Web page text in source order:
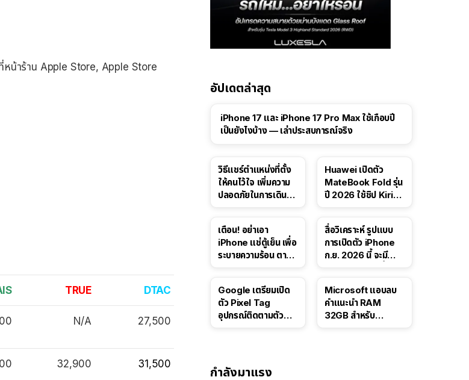
หน้าร้าน Apple Store, Apple Store
TRUE DTAC
N/A 27,500
32,900 31,500
อัปเดตล่าสุด
41:47
iPhone 17 และ iPhone 17 Pro Max ใช้เกือบปี
เป็นยังไงบ้าง — เล่าประสบการณ์จริง
วิธีแชร์ตำแหน่งที่ตั้ง
ให้คนไว้ใจ เพิ่มความ
ปลอดภัยในการเดิน
Huawei เปิดตัว
MateBook Fold รุ่น
ปี 2026 ใช้ชิป Kirin
เตือน! อย่าเอา
iPhone แช่ตู้เย็น เพื่อ
ระบายความร้อน ตาม
สื่อวิเคราะห์ รูปแบบ
การเปิดตัว iPhone
ก.ย. 2026 นี้ จะมี
Google เตรียมเปิด
ตัว Pixel Tag
อุปกรณ์ติดตามตัว
Microsoft แอบลบ
คำแนะนำ RAM
32GB สำหรับ
กำลังมาแรง